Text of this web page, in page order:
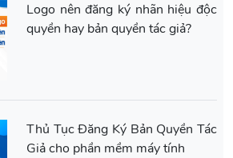
Logo nên đăng ký nhãn hiệu độc
quyền hay bản quyền tác giả?
Thủ Tục Đăng Ký Bản Quyền Tác
Giả cho phần mềm máy tính